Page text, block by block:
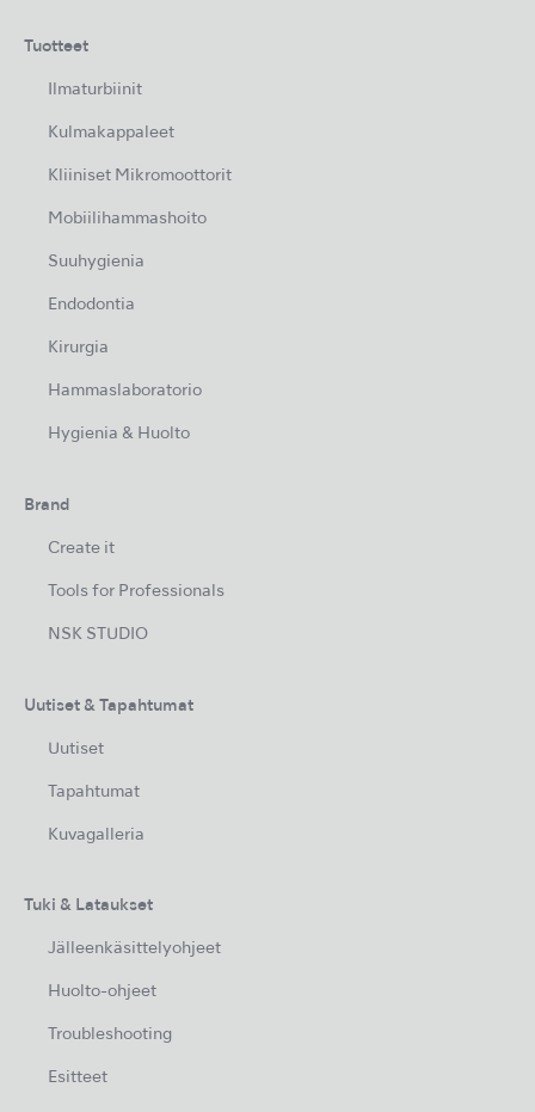
Tuotteet
Ilmaturbiinit
Kulmakappaleet
Kliiniset Mikromoottorit
Mobiilihammashoito
Suuhygienia
Endodontia
Kirurgia
Hammaslaboratorio
Hygienia & Huolto
Brand
Create it
Tools for Professionals
NSK STUDIO
Uutiset & Tapahtumat
Uutiset
Tapahtumat
Kuvagalleria
Tuki & Lataukset
Jälleenkäsittelyohjeet
Huolto-ohjeet
Troubleshooting
Esitteet